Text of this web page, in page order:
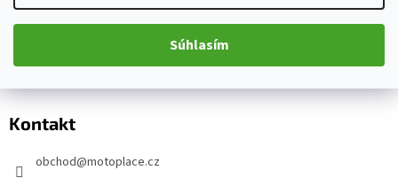
Súhlasím
á
äKontakt
obchod@motoplace.cz